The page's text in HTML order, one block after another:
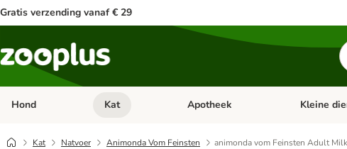
Gratis verzending vanaf € 29
Hond Open categorie menu: Hond
Kat Open categorie menu: Kat
Apotheek Open
Kleine
Kat Natvoer Animonda Vom Feinsten animonda vom Feinsten Adult